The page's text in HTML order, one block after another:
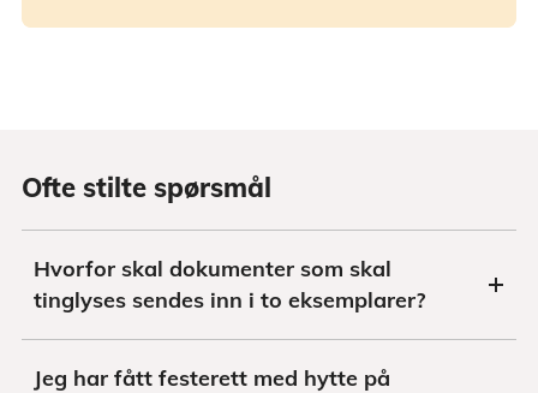
Ofte stilte spørsmål
Hvorfor skal dokumenter som skal
tinglyses sendes inn i to eksemplarer?
Jeg har fått festerett med hytte på